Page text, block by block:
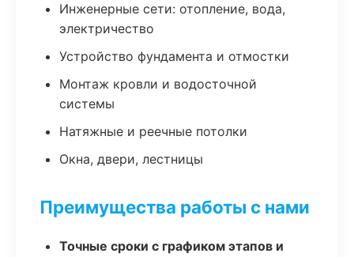
Инженерные сети: отопление, вода,
электричество
Устройство фундамента и отмостки
Монтаж кровли и водосточной
системы
Натяжные и реечные потолки
Окна, двери, лестницы
Преимущества работы с нами
Точные сроки с графиком этапов и